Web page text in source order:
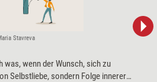
Stavreva
wenn der Wunsch, sich zu
Selbstliebe, sondern Folge innerer